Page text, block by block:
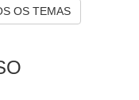
OS TEMAS